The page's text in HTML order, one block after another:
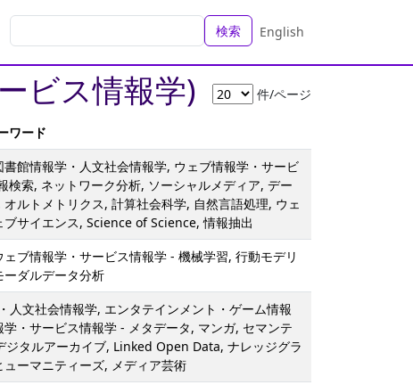
検索 English
ビス情報学) 件/ページ
ワード
館情報学・人文社会情報学, ウェブ情報学・サービ
検索, ネットワーク分析, ソーシャルメディア, デー
オルトメトリクス, 計算社会科学, 自然言語処理, ウェ
ブサイエンス, Science of Science, 情報抽出
ブ情報学・サービス情報学 - 機械学習, 行動モデリ
ーダルデータ分析
人文社会情報学, エンタテインメント・ゲーム情報
・サービス情報学 - メタデータ, マンガ, セマンテ
ジタルアーカイブ, Linked Open Data, ナレッジグラ
ューマニティーズ, メディア芸術